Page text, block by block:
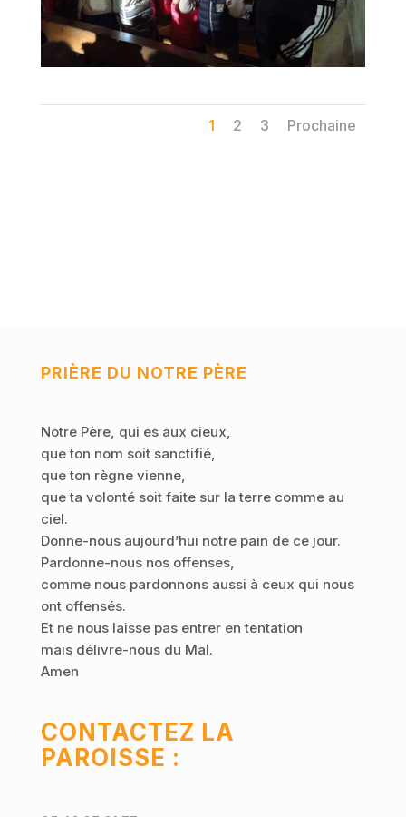
1 2 3 Prochaine
PRIÈRE DU NOTRE PÈRE
Notre Père, qui es aux cieux,
que ton nom soit sanctifié,
que ton règne vienne,
que ta volonté soit faite sur la terre comme au
ciel.
Donne-nous aujourd’hui notre pain de ce jour.
Pardonne-nous nos offenses,
comme nous pardonnons aussi à ceux qui nous
ont offensés.
Et ne nous laisse pas entrer en tentation
mais délivre-nous du Mal.
Amen
CONTACTEZ LA
PAROISSE :